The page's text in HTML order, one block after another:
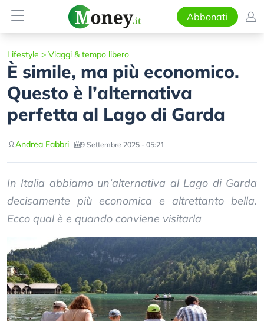
Abbonati
Lifestyle > Viaggi & tempo libero
È simile, ma più economico.
Questo è l’alternativa
perfetta al Lago di Garda
Andrea Fabbri 9 Settembre 2025 - 05:21
In Italia abbiamo un’alternativa al Lago di Garda
decisamente più economica e altrettanto bella.
Ecco qual è e quando conviene visitarla